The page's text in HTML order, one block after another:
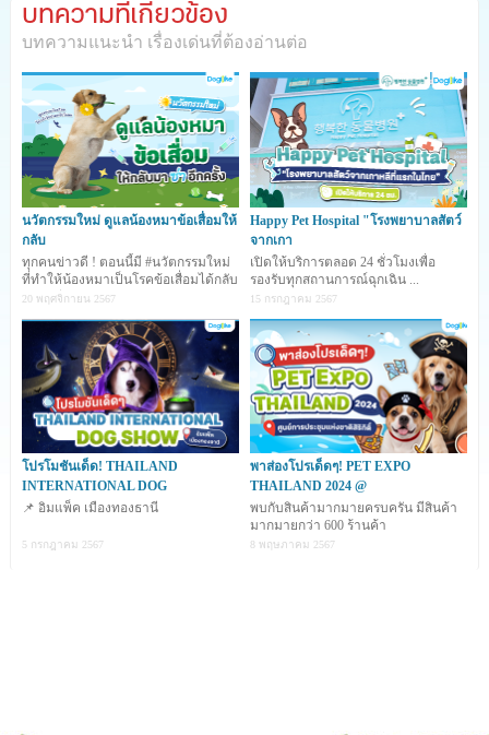
โดยส่วนใหญ่แล้วน้องหมาที่มักจะมีปัญหาเกี่ยวกับข้อสะโพก
เสื่อมนั้น จะเป็นน้องหมาพันธุ์ใหญ่ เช่น โกลเดนรีทรีฟเวอร์,
ลาบราดอร์, เยอรมัน เชพเพิร์ด, ไซบีเรี้ยน ฮัสกี้, ร๊อตไวเลอร์
แต่สำหรับน้องหมาพันธุ์เล็กก็สามารถป่วยเป็นโรคนี้ได้เช่นกัน
ถ้าหากมีน้ำหนักตัวมากเกินไป
หลายคนที่มีความจำเป็นต้องเลี้ยงน้องหมาในบ้าน(ที่มีพื้น
เป็นกระเบื้อง) กลัวว่าจะมีผลกระทบกับสุขภาพของน้อง
หมาในระยะยาวก็อาจจะเลือกใช้วิธีการใส่ถุงเท้ากันลื่นให้น้อง
หมา ซึ่งน้องหมาบางตัวก็อาจจะรำคาญ สะพัดเท้าไปมา เดิน
ท่าแปลกๆ หรือกัดดึงถุงเท้าที่เจ้าของใส่ให้ออก
วันนี้ Dogilike Review ก็เลยมีตัวเลือกดีๆ สำหรับคนที่
เลี้ยงน้องหมาในบ้านที่มีพื้นลื่นแล้วกลัวว่าจะมีปัญหาในเรื่อง
ข้อสะโพกเสื่อม มาฝากกันค่ะ นี่เลย"โลชั่นกันเท้าลื่น
Petesthe"
บทความที่เกี่ยวข้อง
บทความแนะนำ เรื่องเด่นที่ต้องอ่านต่อ
นวัตกรรมใหม่ ดูแลน้องหมาข้อเสื่อมให้
กลับ
ทุกคนข่าวดี ! ตอนนี้มี #นวัตกรรมใหม่
ที่ทำให้น้องหมาเป็นโรคข้อเสื่อมได้กลับ
มาซ่าอีกคร
20 พฤศจิกายน 2567
Happy Pet Hospital "โรงพยาบาลสัตว์
จากเกา
เปิดให้บริการตลอด 24 ชั่วโมงเพื่อ
รองรับทุกสถานการณ์ฉุกเฉิน ...
15 กรกฎาคม 2567
โปรโมชันเด็ด! THAILAND
INTERNATIONAL DOG
📌 อิมแพ็ค เมืองทองธานี
5 กรกฎาคม 2567
พาส่องโปรเด็ดๆ! PET EXPO
THAILAND 2024 @
พบกับสินค้ามากมายครบครัน มีสินค้า
มากมายกว่า 600 ร้านค้า
8 พฤษภาคม 2567